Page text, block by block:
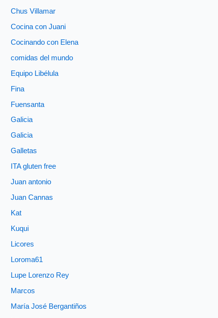
Chus Villamar
Cocina con Juani
Cocinando con Elena
comidas del mundo
Equipo Libélula
Fina
Fuensanta
Galicia
Galicia
Galletas
ITA gluten free
Juan antonio
Juan Cannas
Kat
Kuqui
Licores
Loroma61
Lupe Lorenzo Rey
Marcos
María José Bergantiños